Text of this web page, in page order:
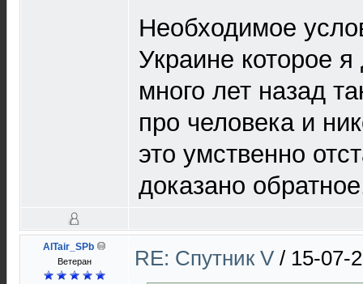
Необходимое
Украине которое
много лет назад
про человека и
это умственно
доказано
AlTair_SPb
Ветеран RE: Спутник V / 15-07-